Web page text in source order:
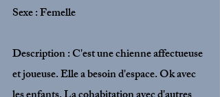
Sexe : Femelle
Description : C'est une chienne affectueuse
et joueuse. Elle a besoin d'espace. Ok avec